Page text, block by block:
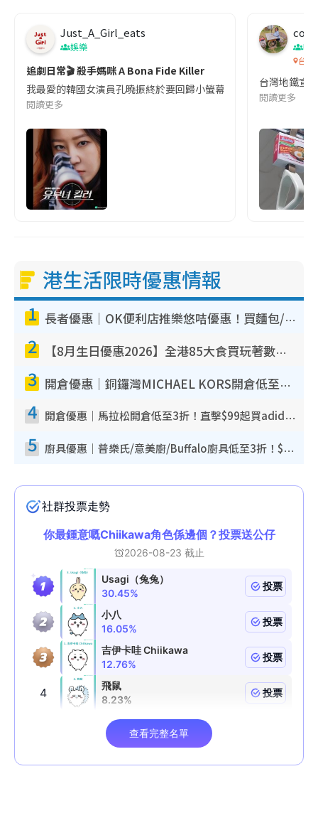
Just_A_Girl_eats
娛樂
追劇日常🎬 殺手媽咪 A Bona Fide Killer
我最愛的韓國女演員孔曉振終於要回歸小螢幕啦!這次的劇本改編
閱讀更多
co
吹
台灣
台灣地鐵宣
閱讀更多
港生活限時優惠情報
1 長者優惠｜OK便利店推樂悠咭優惠！買麵包/牛奶/保健品拍卡即減
2 【8月生日優惠2026】全港85大食買玩著數攻略 自助餐/火鍋放題同行免費＋誠品/DONKI送現金券
3 開倉優惠｜銅鑼灣MICHAEL KORS開倉低至17折！直擊$500起買手袋/銀包/鞋款 必買經典Jet Set系列
4 開倉優惠｜馬拉松開倉低至3折！直擊$99起買adidas／New Balance／Puma鞋款 STANLEY保溫杯劈價至$119起
5 廚具優惠｜普樂氏/意美廚/Buffalo廚具低至3折！$89起買煎鍋／炒鑊／個人鍋 同場小家電激減至$99起